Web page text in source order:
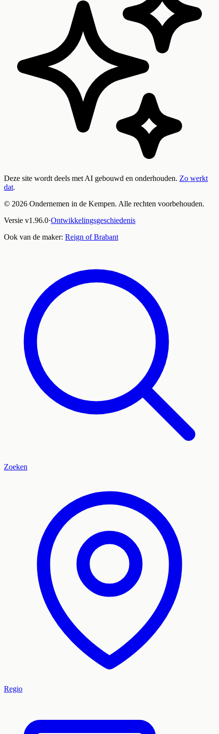
Deze site wordt deels met AI gebouwd en onderhouden. Zo werkt
dat.
© 2026 Ondernemen in de Kempen. Alle rechten voorbehouden.
Versie v1.96.0·Ontwikkelingsgeschiedenis
Ook van de maker: Reign of Brabant
Zoeken
Regio